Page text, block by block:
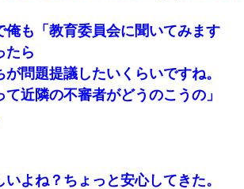
俺も「教育委員会に聞いてみます
たら
が問題提議したいくらいですね。
近隣の不審者がどうのこうの」
よね？ちょっと安心してきた。